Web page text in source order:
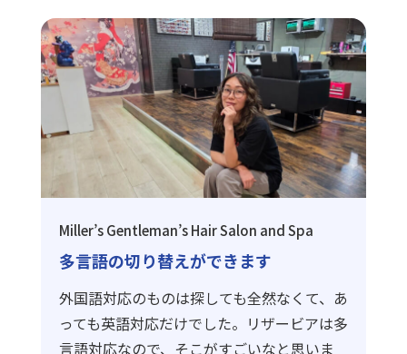
Miller’s Gentleman’s Hair Salon and Spa
多言語の切り替えができます
外国語対応のものは探しても全然なくて、あ
っても英語対応だけでした。リザービアは多
言語対応なので、そこがすごいなと思いま